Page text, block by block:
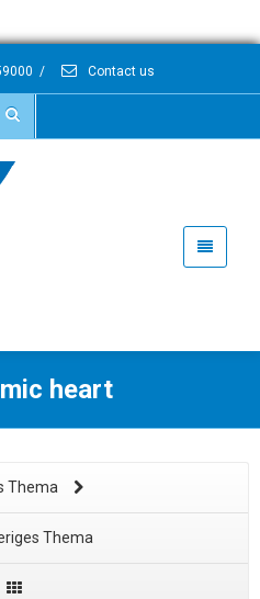
/ Contact us
heart
Thema
Thema